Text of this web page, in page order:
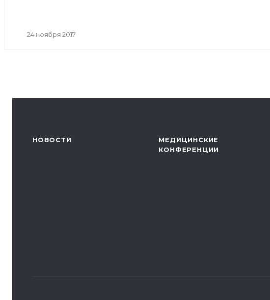
24 ноября 2017
НОВОСТИ
МЕДИЦИНСКИЕ
КОНФЕРЕНЦИИ